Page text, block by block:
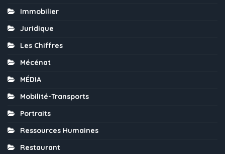
Immobilier
Juridique
Les Chiffres
Mécénat
MÉDIA
Mobilité-Transports
Portraits
Ressources Humaines
Restaurant